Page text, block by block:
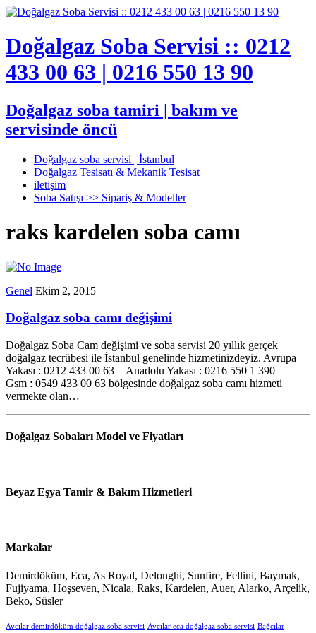
Doğalgaz Soba Servisi :: 0212
433 00 63 | 0216 550 13 90
Doğalgaz soba tamiri | bakım ve
servisinde öncü
Doğalgaz soba servisi | İstanbul
Doğalgaz Tesisatı & Mekanik Tesisat
iletişim
Soba Satışı >> Sipariş & Modeller
raks kardelen soba camı
Genel Ekim 2, 2015
Doğalgaz soba camı değişimi
Doğalgaz Soba Cam değişimi ve soba servisi 20 yıllık gerçek
doğalgaz tecrübesi ile İstanbul genelinde hizmetinizdeyiz. Avrupa
Yakası : 0212 433 00 63 Anadolu Yakası : 0216 550 1 390
Gsm : 0549 433 00 63 bölgesinde doğalgaz soba camı hizmeti
vermekte olan…
Doğalgaz Sobaları Model ve Fiyatları
Beyaz Eşya Tamir & Bakım Hizmetleri
Markalar
Demirdöküm, Eca, As Royal, Delonghi, Sunfire, Fellini, Baymak,
Fujiyama, Hoşseven, Nicala, Raks, Kardelen, Auer, Alarko, Arçelik,
Beko, Süsler
Avcılar demirdöküm doğalgaz soba servisi Avcılar eca doğalgaz soba servisi Bağcılar